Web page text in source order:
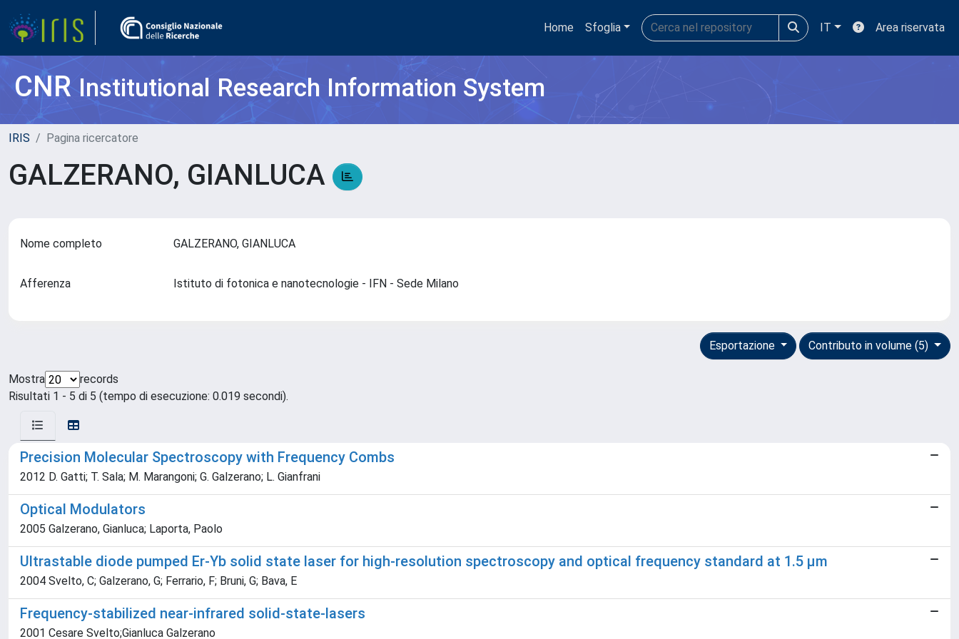
Home Sfoglia IT Area riservata
CNRInstitutional Research Information System
IRIS Pagina ricercatore
GALZERANO, GIANLUCA
Nome completo GALZERANO, GIANLUCA
Afferenza Istituto di fotonica e nanotecnologie - IFN - Sede Milano
Contributo in volume (5)
Esportazione
Mostra
records
Risultati 1 - 5 di 5 (tempo di esecuzione: 0.019 secondi).
Precision Molecular Spectroscopy with Frequency Combs
2012 D. Gatti; T. Sala; M. Marangoni; G. Galzerano; L. Gianfrani
Optical Modulators
2005 Galzerano, Gianluca; Laporta, Paolo
Ultrastable diode pumped Er-Yb solid state laser for high-resolution spectroscopy and optical frequency standard at 1.5 µm
2004 Svelto, C; Galzerano, G; Ferrario, F; Bruni, G; Bava, E
Frequency-stabilized near-infrared solid-state-lasers
2001 Cesare Svelto;Gianluca Galzerano